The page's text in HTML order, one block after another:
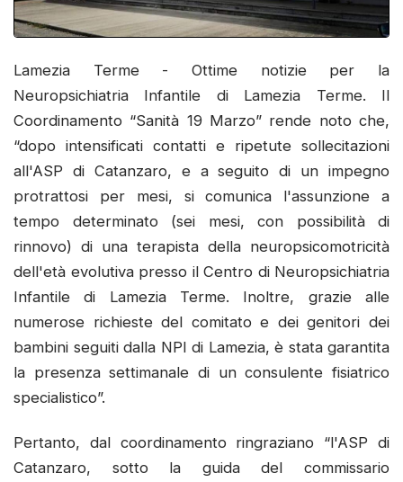
Lamezia Terme - Ottime notizie per la
Neuropsichiatria Infantile di Lamezia Terme. Il
Coordinamento “Sanità 19 Marzo” rende noto che,
“dopo intensificati contatti e ripetute sollecitazioni
all'ASP di Catanzaro, e a seguito di un impegno
protrattosi per mesi, si comunica l'assunzione a
tempo determinato (sei mesi, con possibilità di
rinnovo) di una terapista della neuropsicomotricità
dell'età evolutiva presso il Centro di Neuropsichiatria
Infantile di Lamezia Terme. Inoltre, grazie alle
numerose richieste del comitato e dei genitori dei
bambini seguiti dalla NPI di Lamezia, è stata garantita
la presenza settimanale di un consulente fisiatrico
specialistico”.
Pertanto, dal coordinamento ringraziano “l'ASP di
Catanzaro, sotto la guida del commissario